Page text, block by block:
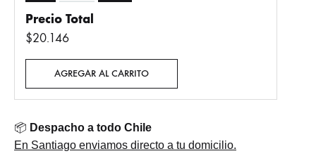
Precio Total
$20.146
AGREGAR AL CARRITO
📦 Despacho a todo Chile
En Santiago enviamos directo a tu domicilio.